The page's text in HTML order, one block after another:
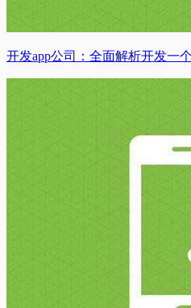
开发app公司：全面解析开发一